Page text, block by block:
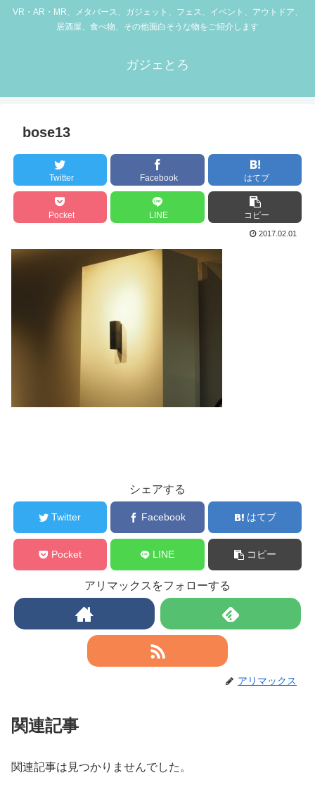
VR・AR・MR、メタバース、ガジェット、フェス、イベント、アウトドア、
居酒屋、食べ物、その他面白そうな物をご紹介します
ガジェとろ
bose13
Twitter Facebook はてブ
Pocket LINE コピー
2017.02.01
シェアする
Twitter Facebook はてブ
Pocket LINE コピー
アリマックスをフォローする
アリマックス
関連記事
関連記事は見つかりませんでした。